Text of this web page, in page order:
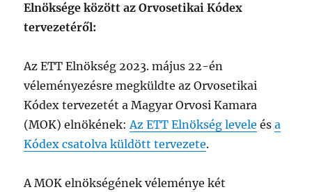
Elnöksége között az Orvosetikai Kódex
tervezetéről:
Az ETT Elnökség 2023. május 22-én
véleményezésre megküldte az Orvosetikai
Kódex tervezetét a Magyar Orvosi Kamara
(MOK) elnökének:Az ETT Elnökség levele ésa
Kódex csatolva küldött tervezete.
A MOK elnökségének véleménye két